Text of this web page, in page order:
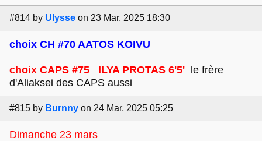
#814 by Ulysse on 23 Mar, 2025 18:30
choix CH #70 AATOS KOIVU
choix CAPS #75 ILYA PROTAS 6'5' le frère
d'Aliaksei des CAPS aussi
#815 by Burnny on 24 Mar, 2025 05:25
Dimanche 23 mars